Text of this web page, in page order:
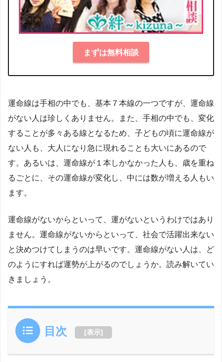
まずは無料相談
運命線は手相の中でも、基本７本線の一つですが、運命線
がない人は珍しくありません。また、手相の中でも、変化
することが多々ある線となるため、子どもの頃に運命線が
ない人も、大人になり急に現れることも大いにあるので
す。あるいは、運命線が１本しかなかった人も、歳を重ね
るごとに、その運命線が変化し、中には数が増える人もい
ます。
運命線がないからといって、運がないというわけではあり
ません。運命線がないからといって、社会で活躍出来ない
と決めつけてしまうのは早いです。運命線がない人は、ど
のようにすれば運勢が上がるのでしょうか。読み解いてい
きましょう。
目次 [表示]